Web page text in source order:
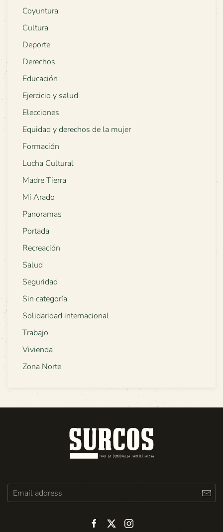
Coyuntura
Cultura
Deporte
Derechos
Educación
Ejercicio y salud
Elecciones
Equidad y derechos de la mujer
Formación
Lucha Cultural
Madre Tierra
Mi Arado
Panoramas
Portada
Recreación
Salud
Seguridad
Sin categoría
Solidaridad internacional
Trabajo
Vivienda
Zona Norte